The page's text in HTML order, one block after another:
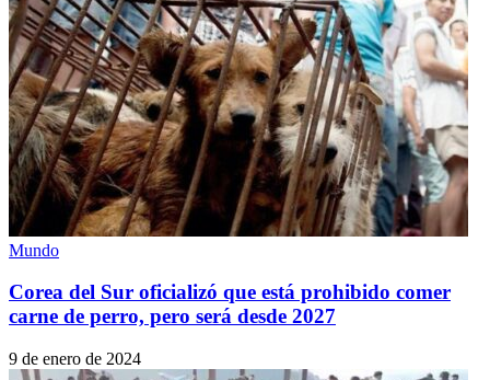
Mundo
Corea del Sur oficializó que está prohibido comer
carne de perro, pero será desde 2027
9 de enero de 2024